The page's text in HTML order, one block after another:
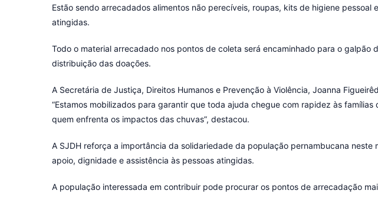
Estão sendo arrecadados alimentos não perecíveis, roupas, kits de higiene
atingidas.
Todo o material arrecadado nos pontos de coleta será encaminhado para o
distribuição das doações.
A Secretária de Justiça, Direitos Humanos e Prevenção à Violência, Joanna
“Estamos mobilizados para garantir que toda ajuda chegue com rapidez às
quem enfrenta os impactos das chuvas”, destacou.
A SJDH reforça a importância da solidariedade da população pernambucana
apoio, dignidade e assistência às pessoas atingidas.
A população interessada em contribuir pode procurar os pontos de arrecadação